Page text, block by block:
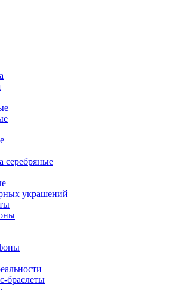
серебряные
украшений
браслеты